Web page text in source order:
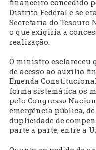
financeiro concedido
Distrito Federal e se
Secretaria do Tesouro
o que exigiria a
realização.
O ministro esclareceu
de acesso ao auxílio
Emenda
forma sistemática os
pelo Congresso
emergência pública,
duplicidade de
parte a parte, entre a